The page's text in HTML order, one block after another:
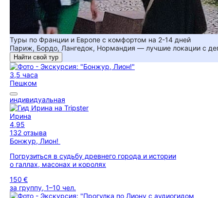
Туры по Франции и Европе с комфортом на 2-14 дней
Париж, Бордо, Лангедок, Нормандия — лучшие локации с
Найти свой тур
3,5 часа
Пешком
индивидуальная
Ирина
4,95
132 отзыва
Бонжур, Лион!
Погрузиться в судьбу древнего города и истории
о галлах, масонах и королях
150 €
за группу, 1–10 чел.